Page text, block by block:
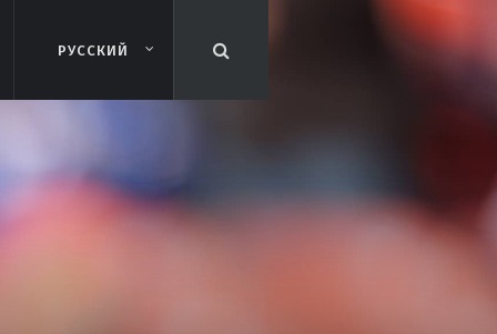
РУССКИЙ
РУССКИЙ